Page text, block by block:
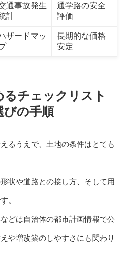
通事故発生
計
通学路の安全
評価
ザードマッ
長期的な価格
安定
るチェックリスト
びの手順
るうえで、土地の条件はとても
状や道路との接し方、そして用
。
どは自治体の都市計画情報で公
や増改築のしやすさにも関わり